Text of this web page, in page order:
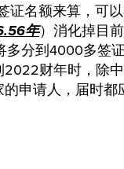
证名额来算，可
年）消化掉目前
多分到4000多签
财年时，除
申请人，届时都